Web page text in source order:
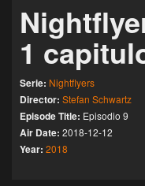
El
1
Serie: Nightflyers
Director: Stefan Schwartz
Episode Title: Episodio 9
Air Date: 2018-12-12
Year: 2018